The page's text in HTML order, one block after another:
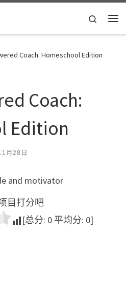
Search
Coach: Homeschool Edition
Coach:
Edition
月28日
and motivator
目打分吧
[总分: 0 平均分: 0]